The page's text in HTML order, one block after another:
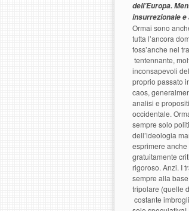
dell’Europa.
insurrezionale e
Ormai sono
tutta l’ancora
foss’anche nel
tentennante,
inconsapevoli
proprio passato
caos,
analisi e
occidentale.
sempre solo
dell’ideologia
esprimere
gratuitamente
rigoroso. Anzi. I
sempre alla
tripolare (quelle
costante